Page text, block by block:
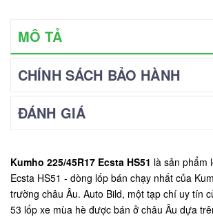
MÔ TẢ
CHÍNH SÁCH BẢO HÀNH
ĐÁNH GIÁ
Kumho 225/45R17 Ecsta HS51 là sản phẩm
Ecsta HS51 - dòng lốp bán chạy nhất của
trường châu Âu. Auto Bild, một tạp chí uy tín
53 lốp xe mùa hè được bán ở châu Âu dựa